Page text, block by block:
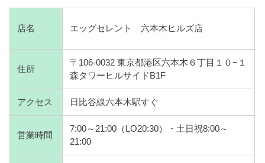
店名 エッグセレント 六本木ヒルズ店
住所
〒106-0032 東京都港区六本木６丁目１０−１
森タワーヒルサイドB1F
アクセス 日比谷線六本木駅すぐ
営業時間
7:00～21:00（LO20:30）・土日祝8:00～
21:00